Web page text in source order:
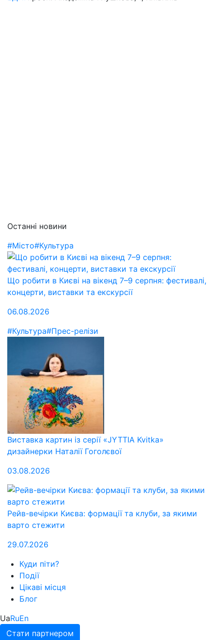
Останні новини
#Місто#Культура
Що робити в Києві на вікенд 7–9 серпня: фестивалі,
концерти, виставки та екскурсії
06.08.2026
#Культура#Прес-релізи
Виставка картин із серії «JYTTIA Kvitka»
дизайнерки Наталії Гоголєвої
03.08.2026
Рейв-вечірки Києва: формації та клуби, за якими
варто стежити
29.07.2026
Куди піти?
Події
Цікаві місця
Блог
UaRuEn
Стати партнером